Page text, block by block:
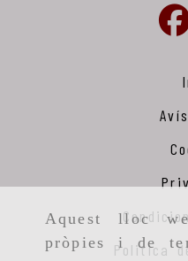
Aquest lloc
pròpies i de
Politica